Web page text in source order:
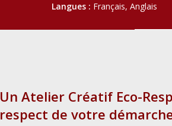
Langues : Français, Anglais
Un Atelier Créatif Eco-
respect de votre démarche